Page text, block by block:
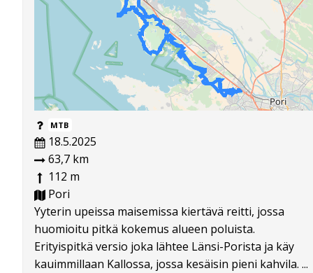
MTB
18.5.2025
63,7 km
112 m
Pori
Yyterin upeissa maisemissa kiertävä reitti, jossa
huomioitu pitkä kokemus alueen poluista.
Erityispitkä versio joka lähtee Länsi-Porista ja käy
kauimmillaan Kallossa, jossa kesäisin pieni kahvila. ...